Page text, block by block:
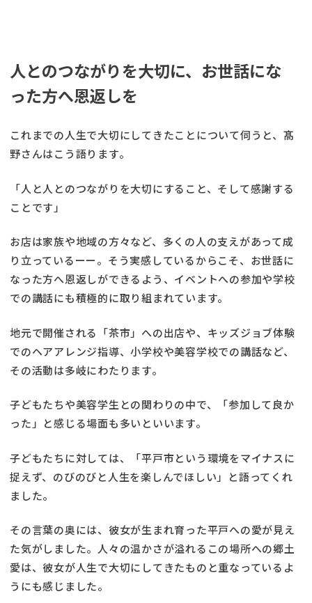
人とのつながりを大切に、お世話にな
った方へ恩返しを
これまでの人生で大切にしてきたことについて伺うと、髙
野さんはこう語ります。
「人と人とのつながりを大切にすること、そして感謝する
ことです」
お店は家族や地域の方々など、多くの人の支えがあって成
り立っているーー。そう実感しているからこそ、お世話に
なった方へ恩返しができるよう、イベントへの参加や学校
での講話にも積極的に取り組まれています。
地元で開催される「茶市」への出店や、キッズジョブ体験
でのヘアアレンジ指導、小学校や美容学校での講話など、
その活動は多岐にわたります。
子どもたちや美容学生との関わりの中で、「参加して良か
った」と感じる場面も多いといいます。
子どもたちに対しては、「平戸市という環境をマイナスに
捉えず、のびのびと人生を楽しんでほしい」と語ってくれ
ました。
その言葉の奥には、彼女が生まれ育った平戸への愛が見え
た気がしました。人々の温かさが溢れるこの場所への郷土
愛は、彼女が人生で大切にしてきたものと重なっているよ
うにも感じました。